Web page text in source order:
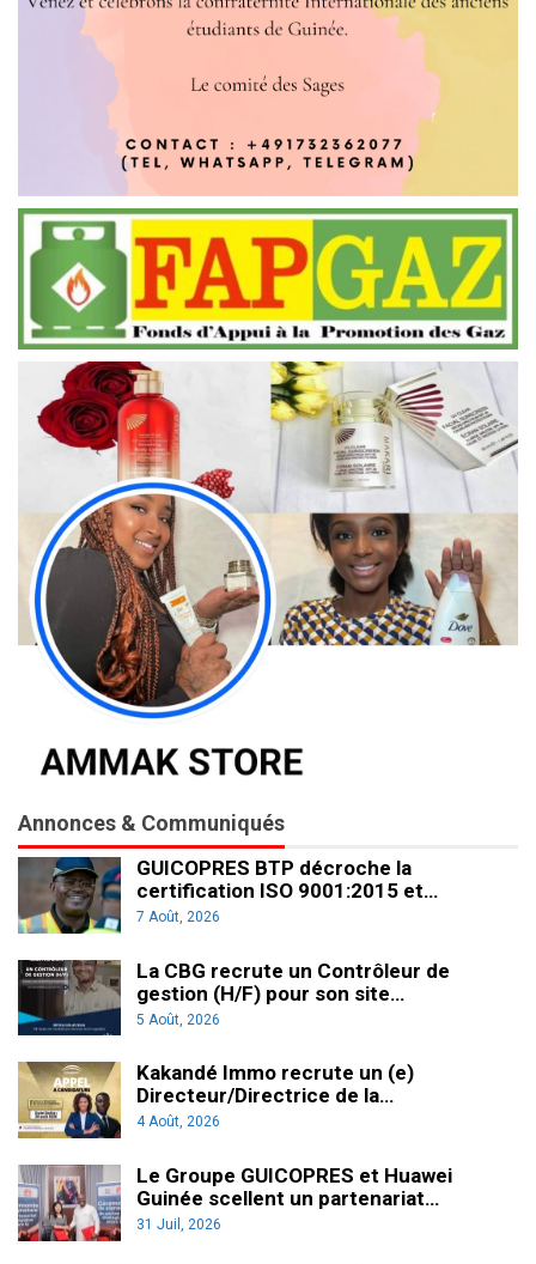
Annonces & Communiqués
GUICOPRES BTP décroche la
certification ISO 9001:2015 et…
7 Août, 2026
La CBG recrute un Contrôleur de
gestion (H/F) pour son site…
5 Août, 2026
Kakandé Immo recrute un (e)
Directeur/Directrice de la…
4 Août, 2026
Le Groupe GUICOPRES et Huawei
Guinée scellent un partenariat…
31 Juil, 2026